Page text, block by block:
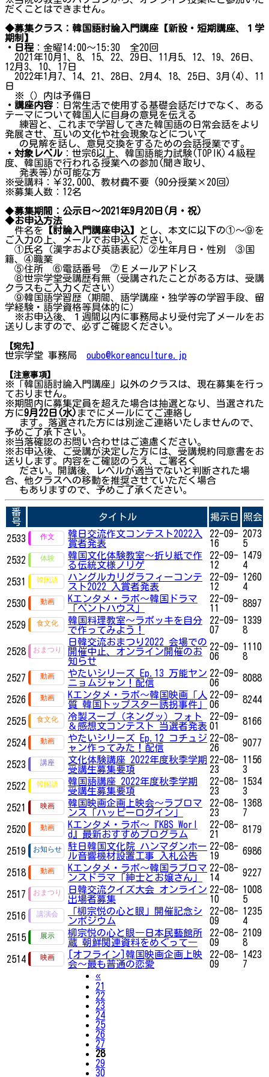
だくことはできません。
◆募集クラス：韓国語討論入門講座【新設・短期講座、１学
期制】
・日程：金曜14:00～15:30 全20回
2021年10月1、8、15、22、29日、11月5、12、19、26日、
12月3、10、17日
2022年1月7、14、21、28日、2月4、18、25日、3月(4)、11
日
※（）内は予備日
・講座内容 ：日常生活で使用する基礎会話だけでなく、ある
テーマについて韓国人に自身の意見を伝える
練習と、これまで学習してきた韓国語の日常会話をより
発展させ、互いの文化や社会現象などについて
の見解を話し、意見交換をするための会話授業です。
・対象レベル ：世宗6以上、韓国語能力試験(TOPIK)４級程
度、韓国語で行われる授業への参加(聞き取り、
発表等)が可能な方
※受講料：￥32,000、教材費不要 (90分授業×20回)
※募集人数：12名
◆募集期間：公示日～2021年9月20日(月・祝)
◆お申込方法
件名を 【討論入門講座申込】
とし、本文に以下の①～⑨を
ご入力の上、メールでお申込ください。
①氏名（漢字および英語表記）②生年月日・性別 ③国
籍、④職業
⑤住所 ⑥電話番号 ⑦Ｅメールアドレス
⑧世宗学堂受講歴有無（受講されたことがある方は、受講
クラスもご入力ください）
⑨韓国語学習歴（期間、語学講座・独学等の学習手段、留
学経験・語学資格等具体的に）
※お申込後、１週間以内に事務局より受付完了メールをお
送りしますので、必ずご確認ください。
【宛先】
世宗学堂 事務局 oubo@koreanculture.jp
【注意事項】
※「韓国語討論入門講座」以外のクラスは、現在募集を行っ
ておりません。
※期間内に募集定員を超えた場合は抽選となり、当選された
方に9月22日(水) までにメールにてご連絡し
ます。落選された方には別途ご連絡いたしませんので、
予めご了承下さい。
※当落確認のお問い合わせはご遠慮ください。
※お申込後、ご受講が決定した方には、受講規約同意書をお
送りします。内容をご確認のうえ、ご署名く
ださい。開講後、レベルが適当でないと判断された場
合、他クラスへの移動を推奨させていただく場合
もありますので、予めご了承ください。
番
号
タイトル 掲示日 照会
2533
韓日交流作文コンテスト2022入
賞者発表
22-09-
16
2073
5
2532
韓国文化体験教室〜折り紙で作
る伝統文様ノリゲ
22-09-
12
1479
4
2531
ハングルカリグラフィーコンテ
スト2022 入賞者発表
22-09-
12
1260
4
2530
Kエンタメ・ラボ～韓国ドラマ
「ペントハウス」
22-09-
11
8897
2529
韓国料理教室〜ラポッキを自分
で作ってみよう！
22-09-
07
1339
8
2528
日韓交流おまつり2022 会場での
開催中止、オンライン開催のお
知らせ
22-09-
06
1110
8
2527
やたいシリーズ Ep.13 万能ヤン
ニョムジャン！配信
22-09-
06
8088
2526
Kエンタメ・ラボ～韓国映画「人
質 韓国トップスター誘拐事件」
22-09-
06
8244
2525
冷製スープ（ネングッ）フォト
＆感想文コンテスト 当選者発表
22-09-
01
8166
2524
やたいシリーズ Ep.12 コチュジ
ャン作ってみた！配信
22-08-
26
9077
2523
文化体験講座 2022年度秋季学期
受講生募集要項
22-08-
23
1156
3
2522
韓国語講座 2022年度秋季学期
受講生募集要項
22-08-
23
1534
3
2521
韓国映画企画上映会～ラブロマ
ンス「ハッピーログイン」
22-08-
23
1368
7
2520
Kエンタメ・ラボ～『KBS Worl
d』最新おすすめプログラム
22-08-
21
8179
2519
駐日韓国文化院 ハンマダンホー
ル音響機材設置工事 入札公告
22-08-
19
6986
2518
Kエンタメ・ラボ～韓国ラブロマ
ンスドラマ「紳士とお嬢さん」
22-08-
14
9227
2517
日韓交流クイズ大会 オンライン
出場者募集
22-08-
10
1008
5
2516
「柳宗悦の心と眼」開催記念シ
ンポジウム
22-08-
09
1235
4
2515
柳宗悦の心と眼―日本民藝館所
蔵 朝鮮関連資料をめぐって―
22-08-
09
2109
8
2514
[オフライン]韓国映画企画上映
会～最も普通の恋愛
22-08-
09
1423
7
«Previous
21
22
23
24
25
26
27
28
29
30